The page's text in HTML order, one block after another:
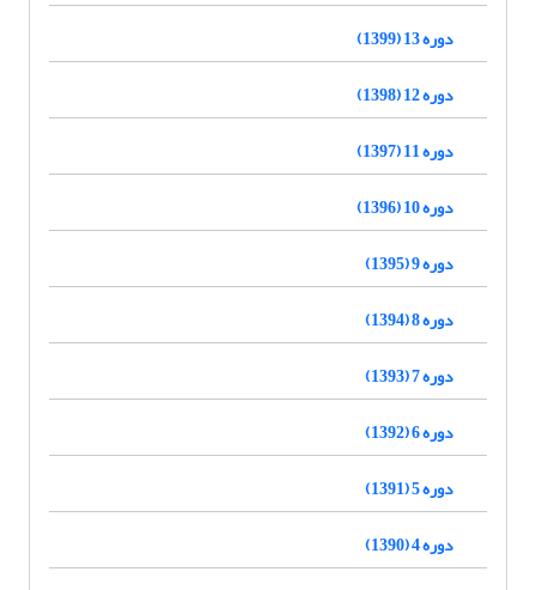
دوره 13 (1399)
دوره 12 (1398)
دوره 11 (1397)
دوره 10 (1396)
دوره 9 (1395)
دوره 8 (1394)
دوره 7 (1393)
دوره 6 (1392)
دوره 5 (1391)
دوره 4 (1390)